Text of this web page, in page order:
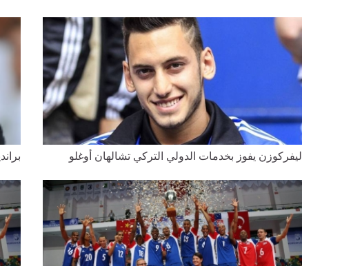
ليفركوزن يفوز بخدمات الدولي التركي تشالهان أوغلو